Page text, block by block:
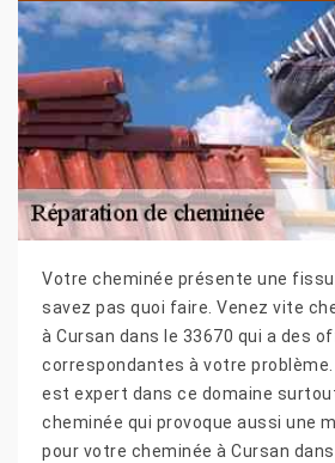
Votre cheminée présente une
savez pas quoi faire. Venez vite
à Cursan dans le 33670 qui a des
correspondantes à votre
est expert dans ce domaine
cheminée qui provoque aussi une
pour votre cheminée à Cursan